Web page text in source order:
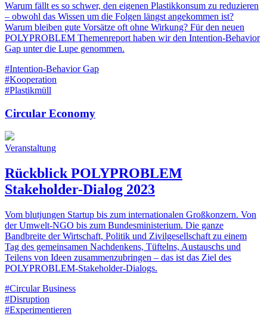
Warum fällt es so schwer, den eigenen Plastikkonsum zu reduzieren
– obwohl das Wissen um die Folgen längst angekommen ist?
Warum bleiben gute Vorsätze oft ohne Wirkung? Für den neuen
POLYPROBLEM Themenreport haben wir den Intention-Behavior
Gap unter die Lupe genommen.
#Intention-Behavior Gap
#Kooperation
#Plastikmüll
Circular Economy
Veranstaltung
Rückblick POLYPROBLEM
Stakeholder-Dialog 2023
Vom blutjungen Startup bis zum internationalen Großkonzern. Von
der Umwelt-NGO bis zum Bundesministerium. Die ganze
Bandbreite der Wirtschaft, Politik und Zivilgesellschaft zu einem
Tag des gemeinsamen Nachdenkens, Tüftelns, Austauschs und
Teilens von Ideen zusammenzubringen – das ist das Ziel des
POLYPROBLEM-Stakeholder-Dialogs.
#Circular Business
#Disruption
#Experimentieren